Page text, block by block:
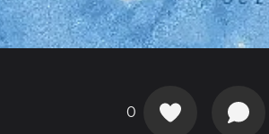
0